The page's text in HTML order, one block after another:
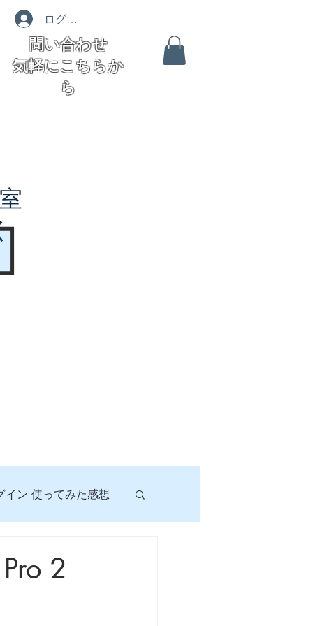
ログイン
問い合わせ
気軽にこちらか
ら
イン 使ってみた感想
2